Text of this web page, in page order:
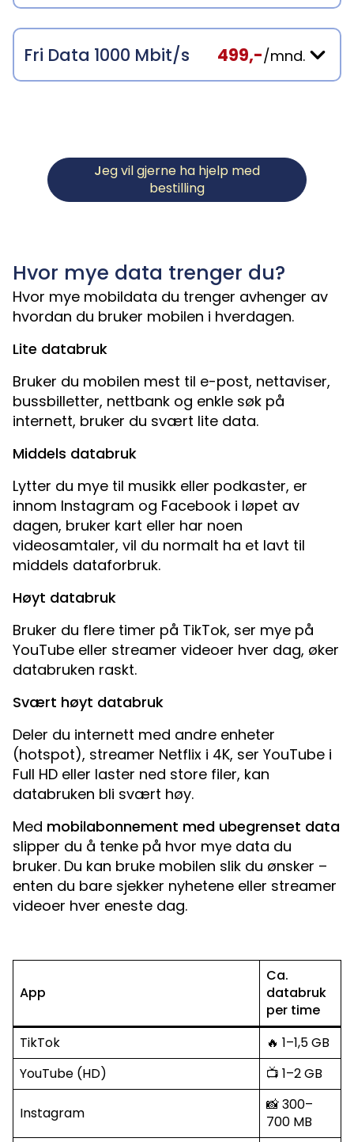
Fri Data 1000 Mbit/s 499,-/mnd.
Jeg vil gjerne ha hjelp med
bestilling
Hvor mye data trenger du?
Hvor mye mobildata du trenger avhenger av
hvordan du bruker mobilen i hverdagen.
Lite databruk
Bruker du mobilen mest til e-post, nettaviser,
bussbilletter, nettbank og enkle søk på
internett, bruker du svært lite data.
Middels databruk
Lytter du mye til musikk eller podkaster, er
innom Instagram og Facebook i løpet av
dagen, bruker kart eller har noen
videosamtaler, vil du normalt ha et lavt til
middels dataforbruk.
Høyt databruk
Bruker du flere timer på TikTok, ser mye på
YouTube eller streamer videoer hver dag, øker
databruken raskt.
Svært høyt databruk
Deler du internett med andre enheter
(hotspot), streamer Netflix i 4K, ser YouTube i
Full HD eller laster ned store filer, kan
databruken bli svært høy.
Med mobilabonnement med ubegrenset data
slipper du å tenke på hvor mye data du
bruker. Du kan bruke mobilen slik du ønsker –
enten du bare sjekker nyhetene eller streamer
videoer hver eneste dag.
App
Ca.
databruk
per time
TikTok
🔥 1–1,5 GB
YouTube (HD)
📺 1–2 GB
Instagram
📸 300–
700 MB